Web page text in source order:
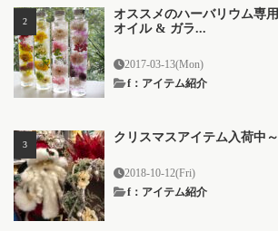
オススメのハーバリウム専用
オイル & ガラ...
2017-03-13(Mon)
f：アイテム紹介
クリスマスアイテム入荷中～
2018-10-12(Fri)
f：アイテム紹介